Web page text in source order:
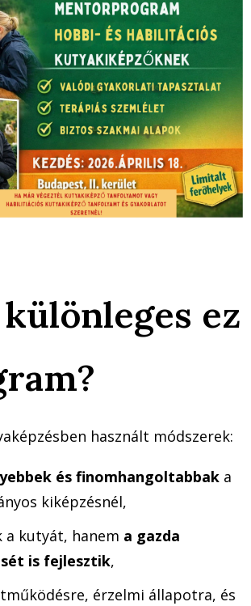
ez
használt módszerek:
és finomhangoltabbak a
kiképzésnél,
a kutyát, hanem a gazda
is fejlesztik,
érzelmi állapotra, és